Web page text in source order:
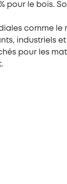
pour le bois.
comme
industriels
pour les